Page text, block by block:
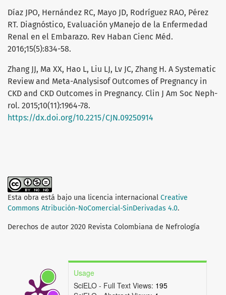
Díaz JPO, Hernández RC, Mayo JD, Rodríguez RAO, Pérez
RT. Diagnóstico, Evaluación yManejo de la Enfermedad
Renal en el Embarazo. Rev Haban Cienc Méd.
2016;15(5):834-58.
Zhang JJ, Ma XX, Hao L, Liu LJ, Lv JC, Zhang H. A Systematic
Review and Meta-Analysisof Outcomes of Pregnancy in
CKD and CKD Outcomes in Pregnancy. Clin J Am Soc Neph-
rol. 2015;10(11):1964-78.
https://dx.doi.org/10.2215/CJN.09250914
Esta obra está bajo una licencia internacional Creative
Commons Atribución-NoComercial-SinDerivadas 4.0.
Derechos de autor 2020 Revista Colombiana de Nefrología
Usage
SciELO - Full Text Views: 195